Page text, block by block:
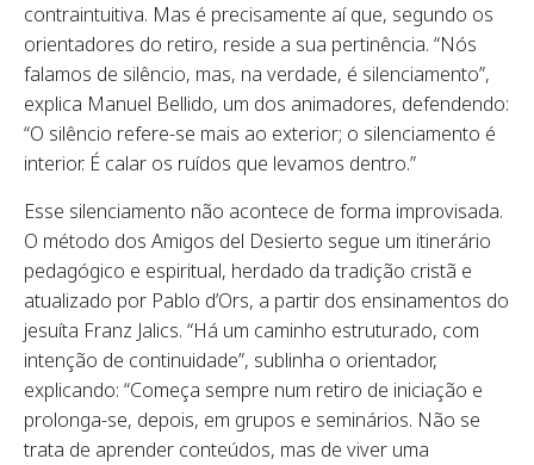
contraintuitiva. Mas é precisamente aí que, segundo os
orientadores do retiro, reside a sua pertinência. “Nós
falamos de silêncio, mas, na verdade, é silenciamento”,
explica Manuel Bellido, um dos animadores, defendendo:
“O silêncio refere-se mais ao exterior; o silenciamento é
interior. É calar os ruídos que levamos dentro.”
Esse silenciamento não acontece de forma improvisada.
O método dos Amigos del Desierto segue um itinerário
pedagógico e espiritual, herdado da tradição cristã e
atualizado por Pablo d’Ors, a partir dos ensinamentos do
jesuíta Franz Jalics. “Há um caminho estruturado, com
intenção de continuidade”, sublinha o orientador,
explicando: “Começa sempre num retiro de iniciação e
prolonga-se, depois, em grupos e seminários. Não se
trata de aprender conteúdos, mas de viver uma